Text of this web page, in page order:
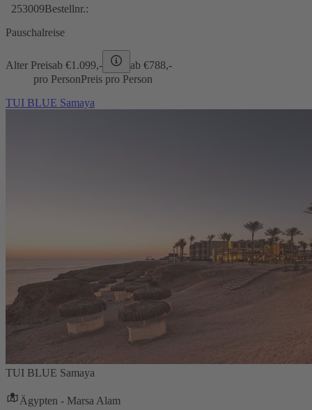
253009Bestellnr.:
Pauschalreise
Alter Preisab €1.099,- ab €788,-
pro PersonPreis pro Person
TUI BLUE Samaya
TUI BLUE Samaya
Ägypten - Marsa Alam